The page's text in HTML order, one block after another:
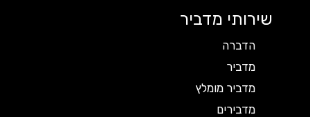
שירותי מדביר
הדברה
מדביר
מדביר מומלץ
מדבירים